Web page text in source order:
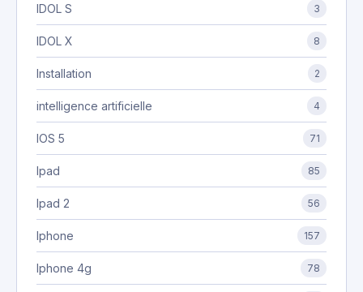
IDOL S 3
IDOL X 8
Installation 2
intelligence artificielle 4
IOS 5 71
Ipad 85
Ipad 2 56
Iphone 157
Iphone 4g 78